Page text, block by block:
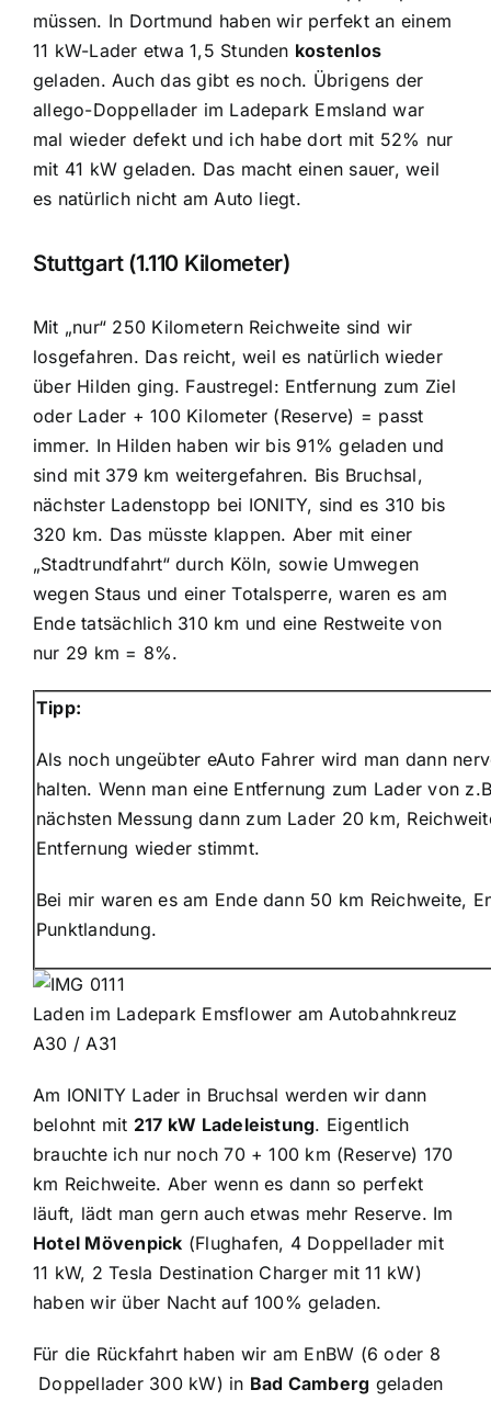
müssen. In Dortmund haben wir perfekt an einem
11 kW-Lader etwa 1,5 Stunden kostenlos
geladen. Auch das gibt es noch. Übrigens der
allego-Doppellader im Ladepark Emsland war
mal wieder defekt und ich habe dort mit 52% nur
mit 41 kW geladen. Das macht einen sauer, weil
es natürlich nicht am Auto liegt.
Stuttgart (1.110 Kilometer)
Mit „nur“ 250 Kilometern Reichweite sind wir
losgefahren. Das reicht, weil es natürlich wieder
über Hilden ging. Faustregel: Entfernung zum Ziel
oder Lader + 100 Kilometer (Reserve) = passt
immer. In Hilden haben wir bis 91% geladen und
sind mit 379 km weitergefahren. Bis Bruchsal,
nächster Ladenstopp bei IONITY, sind es 310 bis
320 km. Das müsste klappen. Aber mit einer
„Stadtrundfahrt“ durch Köln, sowie Umwegen
wegen Staus und einer Totalsperre, waren es am
Ende tatsächlich 310 km und eine Restweite von
nur 29 km = 8%.
Tipp:
Als noch ungeübter eAuto Fahrer wird man dann
halten. Wenn man eine Entfernung zum Lader von
nächsten Messung dann zum Lader 20 km,
Entfernung wieder stimmt.
Bei mir waren es am Ende dann 50 km Reichweite,
Punktlandung.
Laden im Ladepark Emsflower am Autobahnkreuz
A30 / A31
Am IONITY Lader in Bruchsal werden wir dann
belohnt mit 217 kW Ladeleistung. Eigentlich
brauchte ich nur noch 70 + 100 km (Reserve) 170
km Reichweite. Aber wenn es dann so perfekt
läuft, lädt man gern auch etwas mehr Reserve. Im
Hotel Mövenpick (Flughafen, 4 Doppellader mit
11 kW, 2 Tesla Destination Charger mit 11 kW)
haben wir über Nacht auf 100% geladen.
Für die Rückfahrt haben wir am EnBW (6 oder 8
Doppellader 300 kW) in Bad Camberg geladen